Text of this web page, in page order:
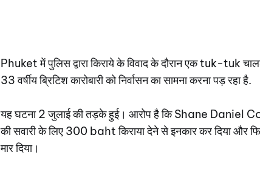
Phuket में पुलिस द्वारा किराये के विवाद के दौरान एक tuk-tuk
33 वर्षीय ब्रिटिश कारोबारी को निर्वासन का सामना करना पड़ रहा है.
यह घटना 2 जुलाई की तड़के हुई। आरोप है कि Shane
की सवारी के लिए 300 baht किराया देने से इनकार कर दिया
मार दिया।